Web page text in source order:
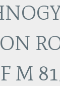
M